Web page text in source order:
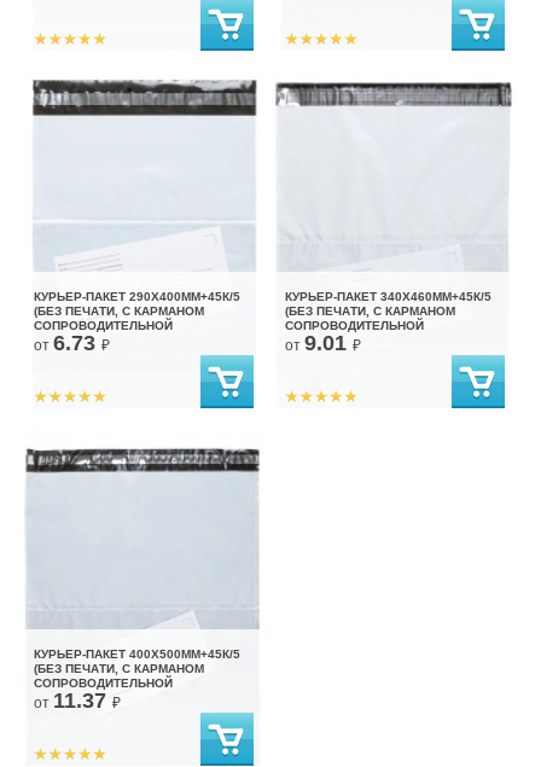
КУРЬЕР-ПАКЕТ 290Х400ММ+45К/5
(БЕЗ ПЕЧАТИ, С КАРМАНОМ
СОПРОВОДИТЕЛЬНОЙ
ДОКУМЕНТАЦИИ)
от 6.73 ₽
КУРЬЕР-ПАКЕТ 340Х460ММ+45К/5
(БЕЗ ПЕЧАТИ, С КАРМАНОМ
СОПРОВОДИТЕЛЬНОЙ
ДОКУМЕНТАЦИИ)
от 9.01 ₽
КУРЬЕР-ПАКЕТ 400Х500ММ+45К/5
(БЕЗ ПЕЧАТИ, С КАРМАНОМ
СОПРОВОДИТЕЛЬНОЙ
ДОКУМЕНТАЦИИ)
от 11.37 ₽